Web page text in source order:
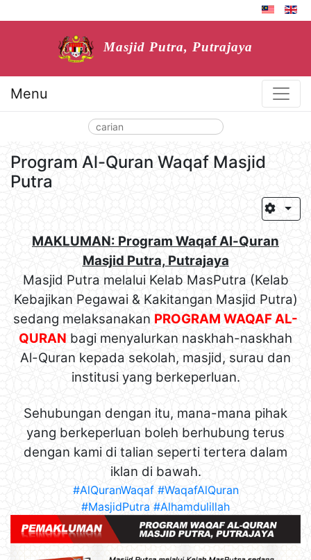
Masjid Putra, Putrajaya
Menu
Program Al-Quran Waqaf Masjid
Putra
MAKLUMAN: Program Waqaf Al-Quran
Masjid Putra, Putrajaya
Masjid Putra melalui Kelab MasPutra (Kelab
Kebajikan Pegawai & Kakitangan Masjid Putra)
sedang melaksanakan PROGRAM WAQAF AL-
QURAN bagi menyalurkan naskhah-naskhah
Al-Quran kepada sekolah, masjid, surau dan
institusi yang berkeperluan.
Sehubungan dengan itu, mana-mana pihak
yang berkeperluan boleh berhubung terus
dengan kami di talian seperti tertera dalam
iklan di bawah.
#AlQuranWaqaf #WaqafAlQuran
#MasjidPutra #Alhamdulillah